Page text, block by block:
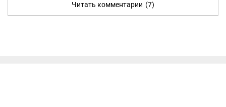
Читать комментарии (7)